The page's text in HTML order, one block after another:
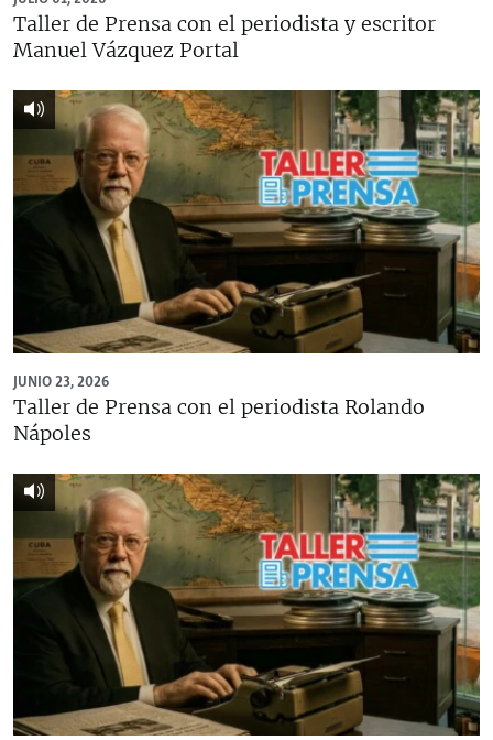
Taller de Prensa con el periodista y escritor
Manuel Vázquez Portal
JUNIO 23, 2026
Taller de Prensa con el periodista Rolando
Nápoles